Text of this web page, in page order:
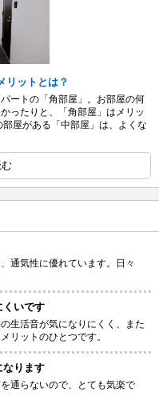
リットとは？
ートの「角部屋」。お部屋の何
ったりと、「角部屋」はメリッ
屋がある「中部屋」は、よくな
通気性に優れています。日々
くいです
生活音が気になりにくく、また
リットのひとつです。
なります
通らないので、とても気楽で